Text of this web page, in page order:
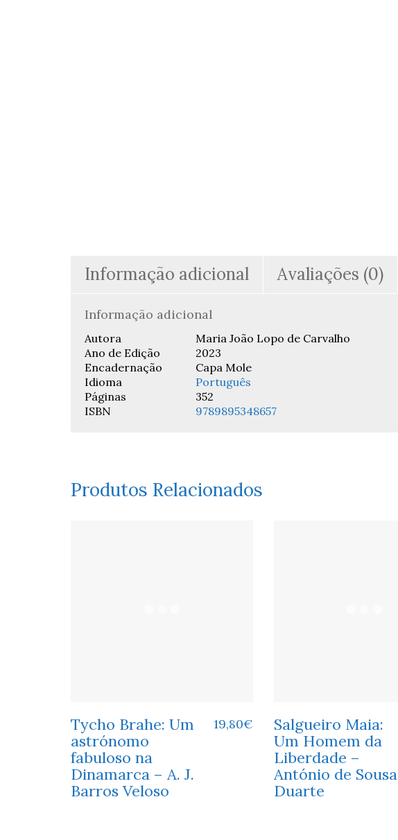
Informação adicional Avaliações (0)
Informação adicional
Autora
Maria João Lopo de Carvalho
Ano de Edição
2023
Encadernação
Capa Mole
Idioma
Português
Páginas
352
ISBN
9789895348657
Produtos Relacionados
Tycho Brahe: Um
astrónomo
fabuloso na
Dinamarca – A. J.
Barros Veloso
19,80€
Salgueiro Maia:
Um Homem da
Liberdade –
António de Sousa
Duarte